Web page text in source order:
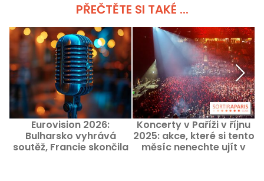
PŘEČTĚTE SI TAKÉ ...
Eurovision 2026:
Bulharsko vyhrává
soutěž, Francie skončila
Koncerty v Paříži v říjnu
2025: akce, které si tento
měsíc nenechte ujít v